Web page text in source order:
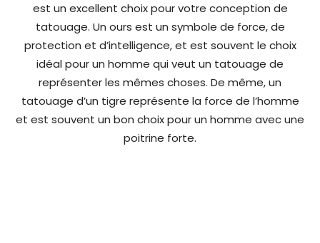
est un excellent choix pour votre conception de
tatouage. Un ours est un symbole de force, de
protection et d’intelligence, et est souvent le choix
idéal pour un homme qui veut un tatouage de
représenter les mêmes choses. De même, un
tatouage d’un tigre représente la force de l’homme
et est souvent un bon choix pour un homme avec une
poitrine forte.